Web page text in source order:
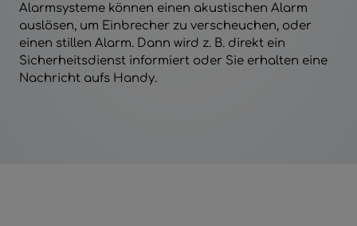
Alarmsysteme können einen akustischen Alarm
auslösen, um Einbrecher zu verscheuchen, oder
einen stillen Alarm. Dann wird z. B. direkt ein
Sicherheitsdienst informiert oder Sie erhalten eine
Nachricht aufs Handy.